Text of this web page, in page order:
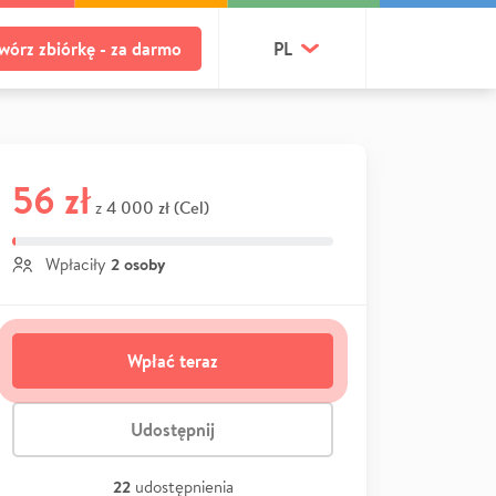
zbiórkę - za darmo PL
56 zł z 4 000 zł (Cel)
Wpłaciły 2 osoby
Wpłać teraz
Udostępnij
22 udostępnienia